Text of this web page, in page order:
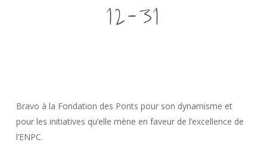
12-31
Bravo à la Fondation des Ponts pour son dynamisme et
pour les initiatives qu’elle mène en faveur de l’excellence de
l’ENPC.